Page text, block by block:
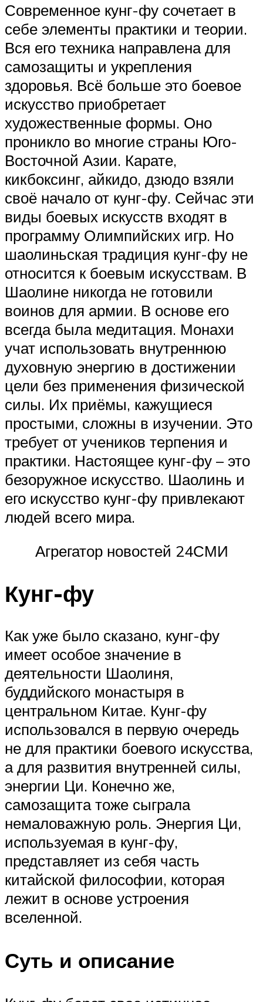
Современное кунг-фу сочетает в
себе элементы практики и теории.
Вся его техника направлена для
самозащиты и укрепления
здоровья. Всё больше это боевое
искусство приобретает
художественные формы. Оно
проникло во многие страны Юго-
Восточной Азии. Карате,
кикбоксинг, айкидо, дзюдо взяли
своё начало от кунг-фу. Сейчас эти
виды боевых искусств входят в
программу Олимпийских игр. Но
шаолиньская традиция кунг-фу не
относится к боевым искусствам. В
Шаолине никогда не готовили
воинов для армии. В основе его
всегда была медитация. Монахи
учат использовать внутреннюю
духовную энергию в достижении
цели без применения физической
силы. Их приёмы, кажущиеся
простыми, сложны в изучении. Это
требует от учеников терпения и
практики. Настоящее кунг-фу – это
безоружное искусство. Шаолинь и
его искусство кунг-фу привлекают
людей всего мира.
Агрегатор новостей 24СМИ
Кунг-фу
Как уже было сказано, кунг-фу
имеет особое значение в
деятельности Шаолиня,
буддийского монастыря в
центральном Китае. Кунг-фу
использовался в первую очередь
не для практики боевого искусства,
а для развития внутренней силы,
энергии Ци. Конечно же,
самозащита тоже сыграла
немаловажную роль. Энергия Ци,
используемая в кунг-фу,
представляет из себя часть
китайской философии, которая
лежит в основе устроения
вселенной.
Суть и описание